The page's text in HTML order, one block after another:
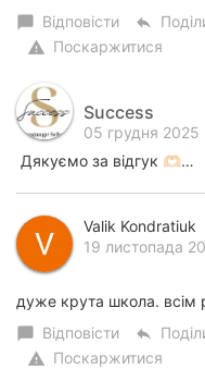
chat_bubble Відповісти reply
warning Поскаржитися
Success
05 грудня 2025
Дякуємо за відгук 🫶🏻…
Valik Kondratiuk
19 листопада
дуже крута школа.
chat_bubble Відповісти reply
warning Поскаржитися